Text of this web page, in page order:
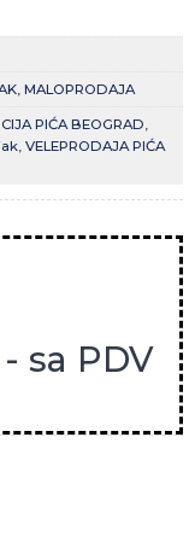
, MALOPRODAJA
PIĆA BEOGRAD,
, VELEPRODAJA PIĆA
- sa PDV